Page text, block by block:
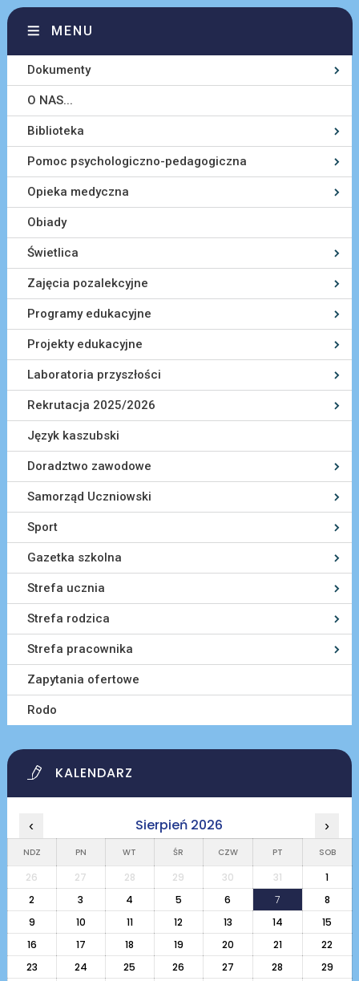
MENU
Dokumenty
O NAS...
Biblioteka
Pomoc psychologiczno-pedagogiczna
Opieka medyczna
Obiady
Świetlica
Zajęcia pozalekcyjne
Programy edukacyjne
Projekty edukacyjne
Laboratoria przyszłości
Rekrutacja 2025/2026
Język kaszubski
Doradztwo zawodowe
Samorząd Uczniowski
Sport
Gazetka szkolna
Strefa ucznia
Strefa rodzica
Strefa pracownika
Zapytania ofertowe
Rodo
KALENDARZ
‹ Sierpień 2026 ›
NDZ PN WT ŚR CZW PT SOB
26 27 28 29 30 31
1
2
3 4 5 6 7
8
9
10 11 12 13 14
15
16
17 18 19 20 21
22
23
24 25 26 27 28
29